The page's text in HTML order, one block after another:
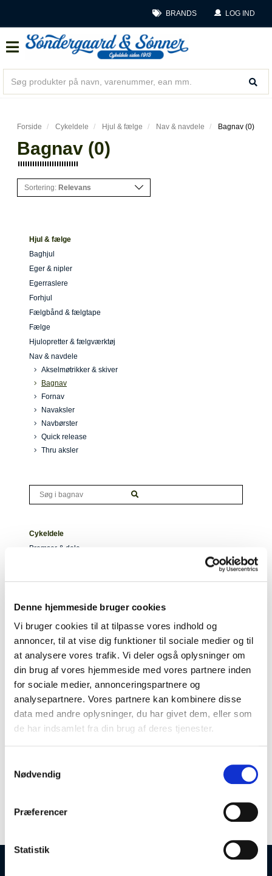
Denne hjemmeside bruger cookies
Vi bruger cookies til at tilpasse vores indhold og
annoncer, til at vise dig funktioner til sociale medier og til
at analysere vores trafik. Vi deler også oplysninger om
din brug af vores hjemmeside med vores partnere inden
for sociale medier, annonceringspartnere og
analysepartnere. Vores partnere kan kombinere disse
data med andre oplysninger, du har givet dem, eller som
de har indsamlet fra din brug af deres tjenester.
Nødvendig
Præferencer
Statistik
BRANDS LOG IND
Forside Cykeldele Hjul & fælge Nav & navdele Bagnav (0)
Bagnav (0)
Sortering: Relevans
Hjul & fælge
Baghjul
Eger & nipler
Egerraslere
Forhjul
Fælgbånd & fælgtape
Fælge
Hjulopretter & fælgværktøj
Nav & navdele
Akselmøtrikker & skiver
Bagnav
Fornav
Navaksler
Navbørster
Quick release
Thru aksler
Cykeldele
Bremser & dele
Kabler, slanger, wire, nipler m.m.
Kuglelejer & kugleringe
Pedaler & klamper
Sadler, sadelpinde m.m.
Slanger
Styr, frempinde m.m.
this category